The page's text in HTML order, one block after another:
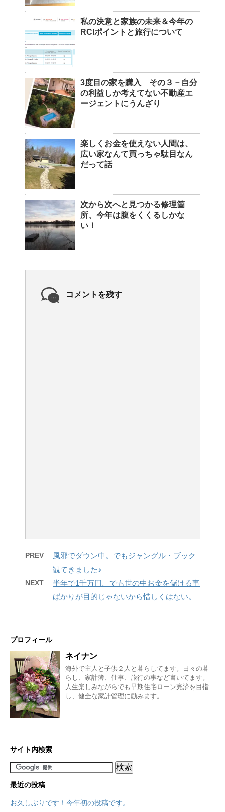
私の決意と家族の未来＆今年の
RCIポイントと旅行について
3度目の家を購入 その３－自分
の利益しか考えてない不動産エ
ージェントにうんざり
楽しくお金を使えない人間は、
広い家なんて買っちゃ駄目なん
だって話
次から次へと見つかる修理箇
所、今年は腹をくくるしかな
い！
コメントを残す
PREV
風邪でダウン中。でもジャングル・ブック
観てきました♪
NEXT
半年で1千万円。でも世の中お金を儲ける事
ばかりが目的じゃないから惜しくはない。
プロフィール
ネイナン
海外で主人と子供２人と暮らしてます。日々の暮
らし、家計簿、仕事、旅行の事など書いてます。
人生楽しみながらでも早期住宅ローン完済を目指
し、健全な家計管理に励みます。
サイト内検索
最近の投稿
お久しぶりです！今年初の投稿です。